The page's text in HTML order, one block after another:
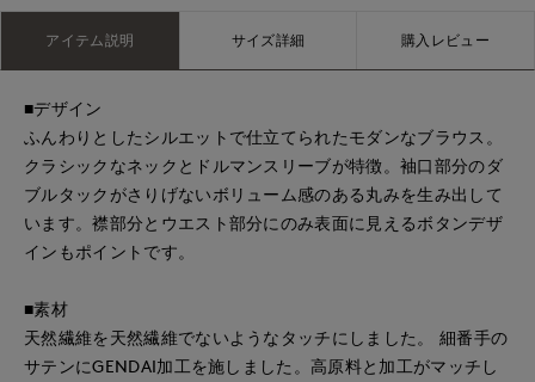
アイテム説明 サイズ詳細 購入レビュー
■デザイン
ふんわりとしたシルエットで仕立てられたモダンなブラウス。
クラシックなネックとドルマンスリーブが特徴。袖口部分のダ
ブルタックがさりげないボリューム感のある丸みを生み出して
います。襟部分とウエスト部分にのみ表面に見えるボタンデザ
インもポイントです。
■素材
天然繊維を天然繊維でないようなタッチにしました。 細番手の
サテンにGENDAI加工を施しました。高原料と加工がマッチし